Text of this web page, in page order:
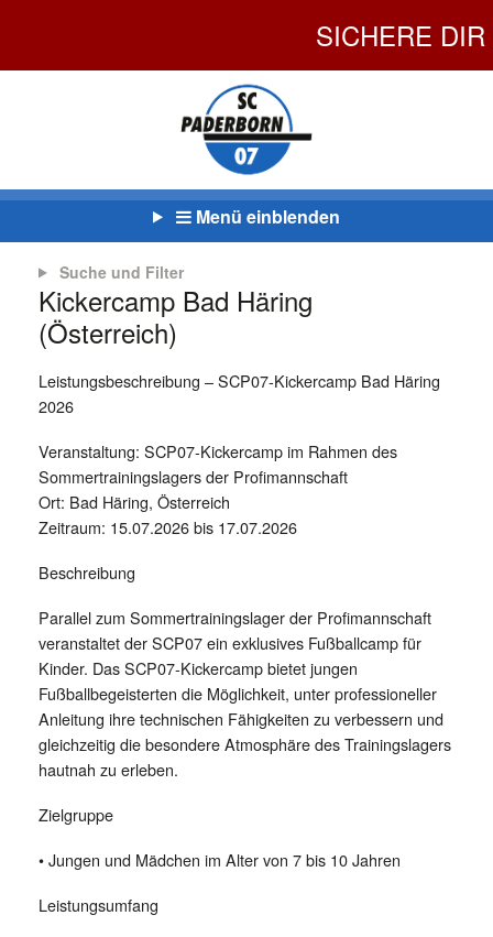
Menü einblenden
Suche und Filter
Kickercamp Bad Häring
(Österreich)
Leistungsbeschreibung – SCP07-Kickercamp Bad Häring
2026
Veranstaltung: SCP07-Kickercamp im Rahmen des
Sommertrainingslagers der Profimannschaft
Ort: Bad Häring, Österreich
Zeitraum: 15.07.2026 bis 17.07.2026
Beschreibung
Parallel zum Sommertrainingslager der Profimannschaft
veranstaltet der SCP07 ein exklusives Fußballcamp für
Kinder. Das SCP07-Kickercamp bietet jungen
Fußballbegeisterten die Möglichkeit, unter professioneller
Anleitung ihre technischen Fähigkeiten zu verbessern und
gleichzeitig die besondere Atmosphäre des Trainingslagers
hautnah zu erleben.
Zielgruppe
•⁠ ⁠Jungen und Mädchen im Alter von 7 bis 10 Jahren
Leistungsumfang
SICHERE